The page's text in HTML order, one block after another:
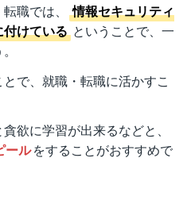
職では、
情報セキュリティ
けている ということで、一
で、就職・転職に活かすこ
欲に学習が出来るなどと、
ールをすることがおすすめで